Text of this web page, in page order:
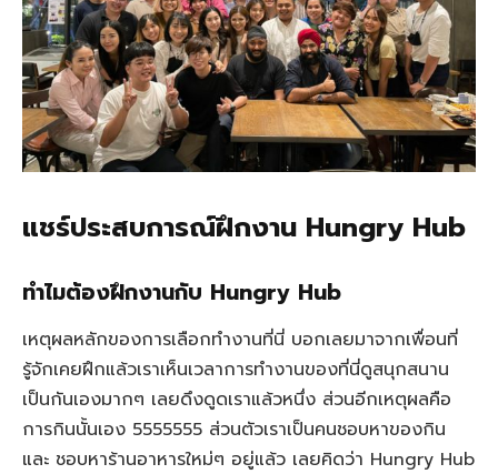
แชร์ประสบการณ์ฝึกงาน Hungry Hub
ทำไมต้องฝึกงานกับ Hungry Hub
เหตุผลหลักของการเลือกทำงานที่นี่ บอกเลยมาจากเพื่อนที่
รู้จักเคยฝึกแล้วเราเห็นเวลาการทำงานของที่นี่ดูสนุกสนาน
เป็นกันเองมากๆ เลยดึงดูดเราแล้วหนึ่ง ส่วนอีกเหตุผลคือ
การกินนั้นเอง 5555555 ส่วนตัวเราเป็นคนชอบหาของกิน
และ ชอบหาร้านอาหารใหม่ๆ อยู่แล้ว เลยคิดว่า Hungry Hub